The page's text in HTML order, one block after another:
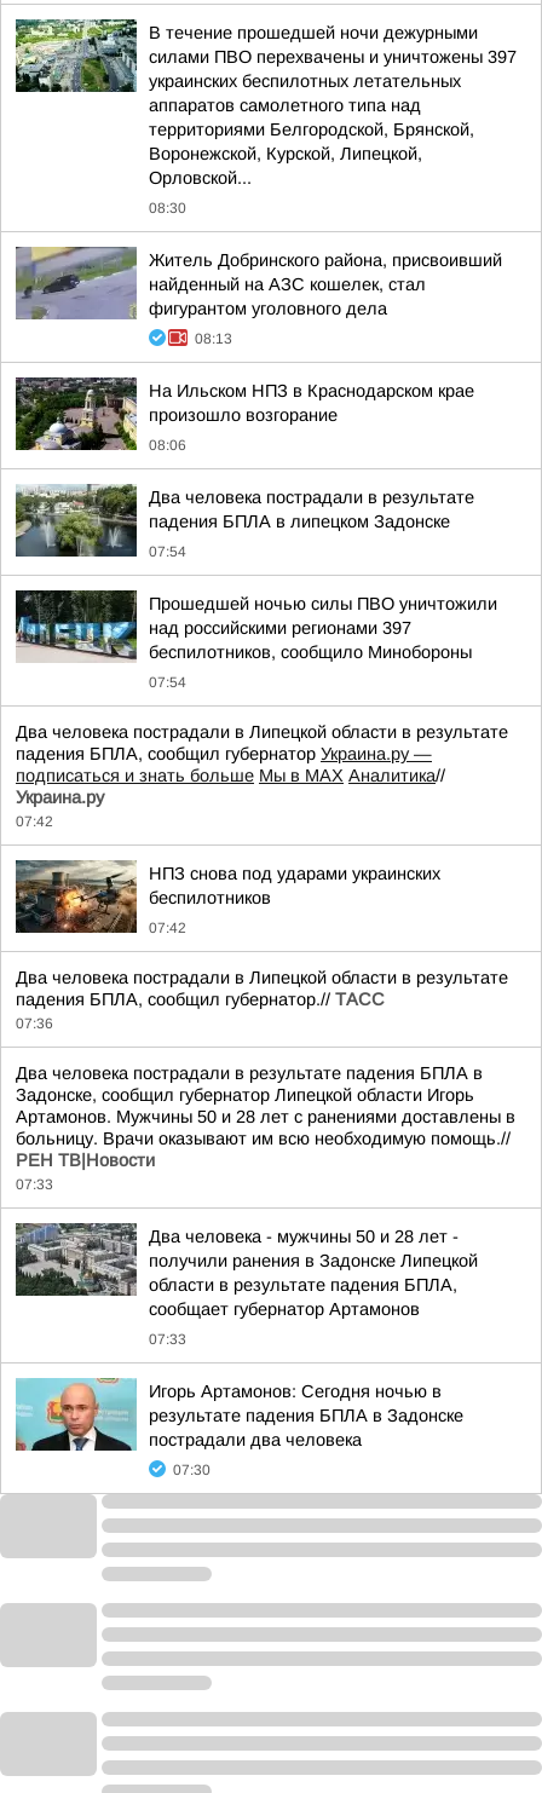
В течение прошедшей ночи дежурными
силами ПВО перехвачены и уничтожены 397
украинских беспилотных летательных
аппаратов самолетного типа над
территориями Белгородской, Брянской,
Воронежской, Курской, Липецкой,
Орловской...
08:30
Житель Добринского района, присвоивший
найденный на АЗС кошелек, стал
фигурантом уголовного дела
08:13
На Ильском НПЗ в Краснодарском крае
произошло возгорание
08:06
Два человека пострадали в результате
падения БПЛА в липецком Задонске
07:54
Прошедшей ночью силы ПВО уничтожили
над российскими регионами 397
беспилотников, сообщило Минобороны
07:54
Два человека пострадали в Липецкой области в результате
падения БПЛА, сообщил губернатор Украина.ру —
подписаться и знать больше Мы в MAX Аналитика//
Украина.ру
07:42
НПЗ снова под ударами украинских
беспилотников
07:42
Два человека пострадали в Липецкой области в результате
падения БПЛА, сообщил губернатор.// ТАСС
07:36
Два человека пострадали в результате падения БПЛА в
Задонске, сообщил губернатор Липецкой области Игорь
Артамонов. Мужчины 50 и 28 лет с ранениями доставлены в
больницу. Врачи оказывают им всю необходимую помощь.//
РЕН ТВ|Новости
07:33
Два человека - мужчины 50 и 28 лет -
получили ранения в Задонске Липецкой
области в результате падения БПЛА,
сообщает губернатор Артамонов
07:33
Игорь Артамонов: Сегодня ночью в
результате падения БПЛА в Задонске
пострадали два человека
07:30